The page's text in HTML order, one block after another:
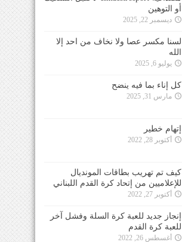
أو التوهين
ديسمبر 22, 2025
لسنا مكسر عصا ولا نخاف من احد إلا
الله
يوليو 6, 2025
كل إناء بما فيه ينضح
مارس 31, 2025
إتهام خطير
أكتوبر 28, 2022
كيف تم تهريب بطاقات المونديال
للإعلاميين من إتحاد كرة القدم اللبناني
أكتوبر 27, 2022
إنجاز جديد للعبة كرة السلة وفشل آخر
للعبة كرة القدم
أغسطس 26, 2022